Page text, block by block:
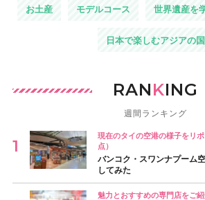
お土産 モデルコース 世界遺産を
日本で楽しむアジアの国
RANKING
週間ランキング
現在のタイの空港の様子をリ
点）
バンコク・スワンナプーム
してみた
魅力とおすすめの専門店をご